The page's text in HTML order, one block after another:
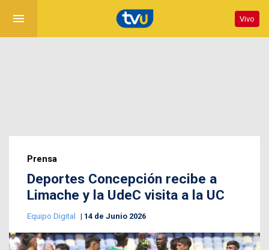
menu Vivo
Prensa
Deportes Concepción recibe a
Limache y la UdeC visita a la UC
Equipo Digital 14 de Junio 2026